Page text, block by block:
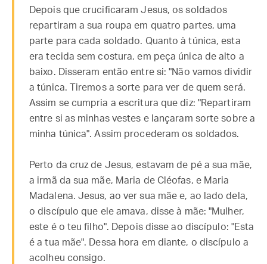
Depois que crucificaram Jesus, os soldados
repartiram a sua roupa em quatro partes, uma
parte para cada soldado. Quanto à túnica, esta
era tecida sem costura, em peça única de alto a
baixo. Disseram então entre si: "Não vamos dividir
a túnica. Tiremos a sorte para ver de quem será.
Assim se cumpria a escritura que diz: "Repartiram
entre si as minhas vestes e lançaram sorte sobre a
minha túnica". Assim procederam os soldados.
Perto da cruz de Jesus, estavam de pé a sua mãe,
a irmã da sua mãe, Maria de Cléofas, e Maria
Madalena. Jesus, ao ver sua mãe e, ao lado dela,
o discípulo que ele amava, disse à mãe: "Mulher,
este é o teu filho". Depois disse ao discípulo: "Esta
é a tua mãe". Dessa hora em diante, o discípulo a
acolheu consigo.